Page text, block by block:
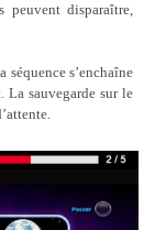
peuvent disparaître,
s’enchaîne
La sauvegarde sur le